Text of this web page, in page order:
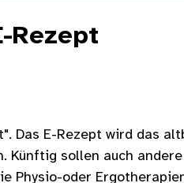
Rezept
Das E-Rezept wird das
sollen auch
Physio-oder